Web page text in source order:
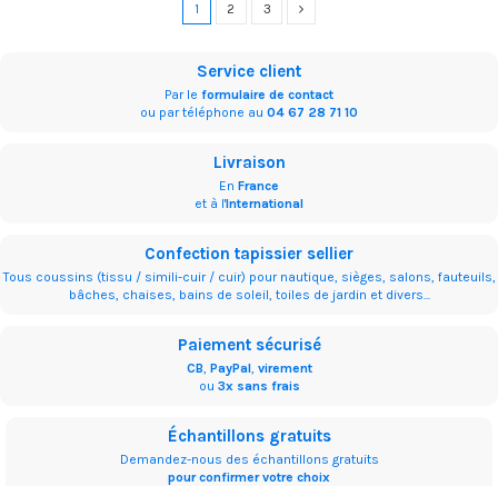
1 2 3
Service client
Par le formulaire de contact
ou par téléphone au 04 67 28 71 10
Livraison
En France
et à l'International
Confection tapissier sellier
Tous coussins (tissu / simili-cuir / cuir) pour nautique, sièges, salons, fauteuils,
bâches, chaises, bains de soleil, toiles de jardin et divers...
Paiement sécurisé
CB, PayPal, virement
ou 3x sans frais
Échantillons gratuits
Demandez-nous des échantillons gratuits
pour confirmer votre choix